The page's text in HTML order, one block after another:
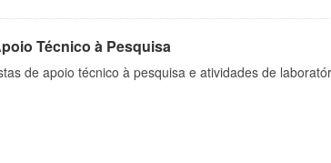
Técnico à Pesquisa
de apoio técnico à pesquisa e atividades de